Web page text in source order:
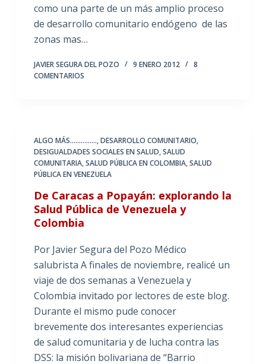
como una parte de un más amplio proceso
de desarrollo comunitario endógeno de las
zonas mas…
JAVIER SEGURA DEL POZO 9 ENERO 2012
8
COMENTARIOS
ALGO MÁS...............,DESARROLLO COMUNITARIO,
DESIGUALDADES SOCIALES EN SALUD,SALUD
COMUNITARIA,SALUD PÚBLICA EN COLOMBIA,SALUD
PÚBLICA EN VENEZUELA
De Caracas a Popayán: explorando la
Salud Pública de Venezuela y
Colombia
Por Javier Segura del Pozo Médico
salubrista A finales de noviembre, realicé un
viaje de dos semanas a Venezuela y
Colombia invitado por lectores de este blog.
Durante el mismo pude conocer
brevemente dos interesantes experiencias
de salud comunitaria y de lucha contra las
DSS: la misión bolivariana de “Barrio